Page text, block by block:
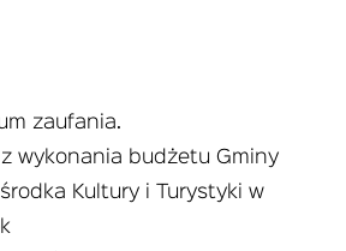
zaufania.
wykonania budżetu Gminy
Kultury i Turystyki w